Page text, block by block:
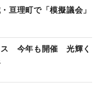
亘理町で「模擬議会」
ス 今年も開催 光輝く